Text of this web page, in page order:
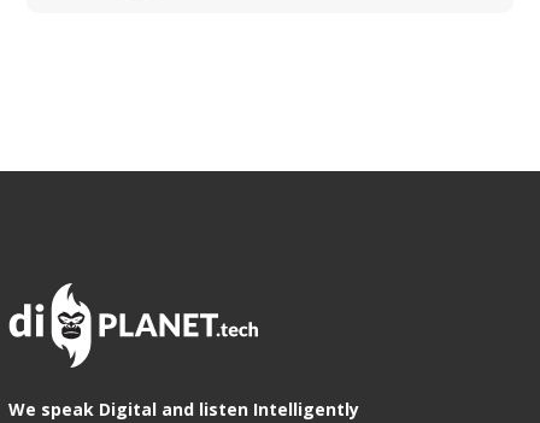
We speak Digital and listen Intelligently